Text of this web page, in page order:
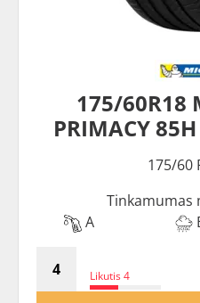
175/60R18
PRIMACY
175/60
Tinkamumas
A
Likutis 4